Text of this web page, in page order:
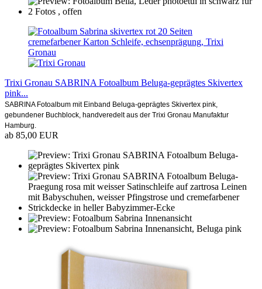
Trixi Gronau SABRINA Fotoalbum Beluga-geprägtes Skivertex
pink...
SABRINA Fotoalbum mit Einband Beluga-geprägtes Skivertex pink,
gebundener Buchblock, handveredelt aus der Trixi Gronau Manufaktur
Hamburg.
ab 85,00 EUR